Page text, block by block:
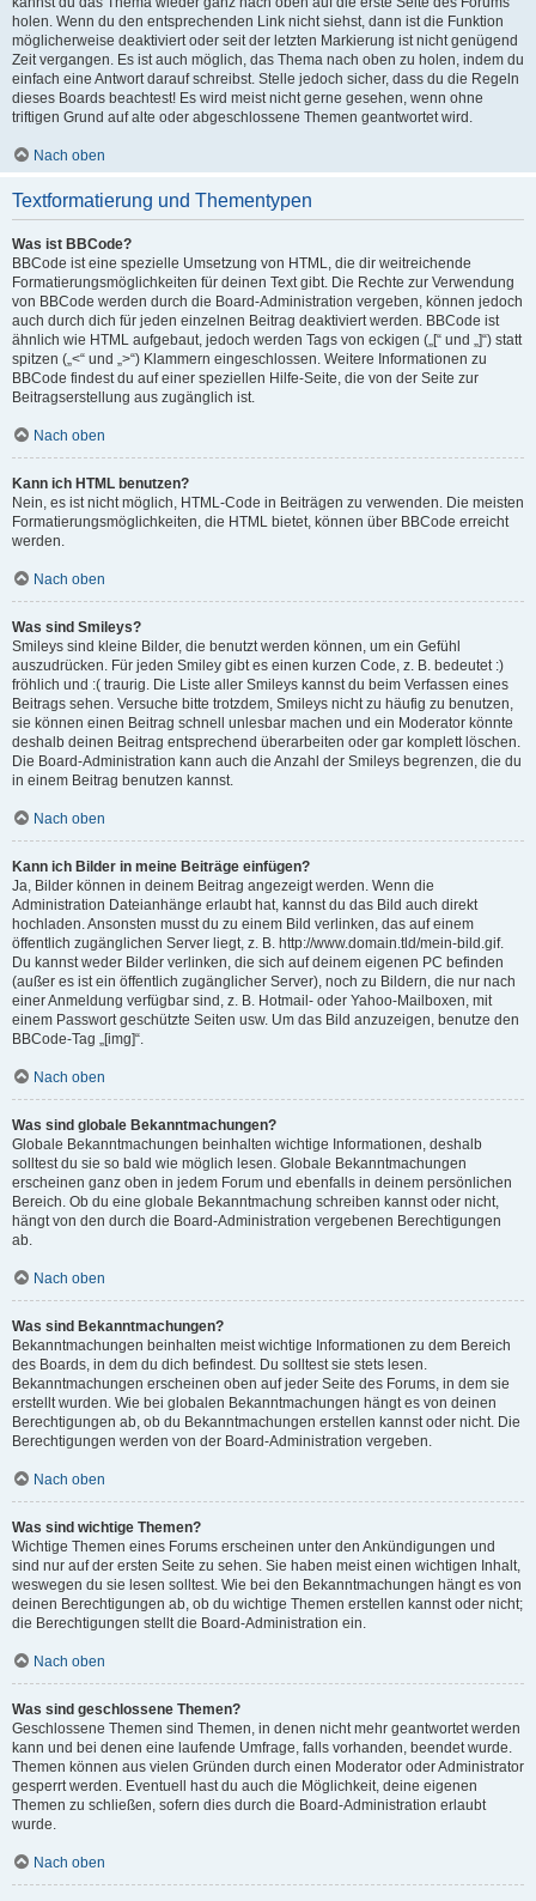
holen. Wenn du den entsprechenden Link nicht siehst, dann ist die Funktion
möglicherweise deaktiviert oder seit der letzten Markierung ist nicht genügend
Zeit vergangen. Es ist auch möglich, das Thema nach oben zu holen, indem du
einfach eine Antwort darauf schreibst. Stelle jedoch sicher, dass du die Regeln
dieses Boards beachtest! Es wird meist nicht gerne gesehen, wenn ohne
triftigen Grund auf alte oder abgeschlossene Themen geantwortet wird.
Nach oben
Textformatierung und Thementypen
Was ist BBCode?
BBCode ist eine spezielle Umsetzung von HTML, die dir weitreichende
Formatierungsmöglichkeiten für deinen Text gibt. Die Rechte zur Verwendung
von BBCode werden durch die Board-Administration vergeben, können jedoch
auch durch dich für jeden einzelnen Beitrag deaktiviert werden. BBCode ist
ähnlich wie HTML aufgebaut, jedoch werden Tags von eckigen („[“ und „]“) statt
spitzen („<“ und „>“) Klammern eingeschlossen. Weitere Informationen zu
BBCode findest du auf einer speziellen Hilfe-Seite, die von der Seite zur
Beitragserstellung aus zugänglich ist.
Nach oben
Kann ich HTML benutzen?
Nein, es ist nicht möglich, HTML-Code in Beiträgen zu verwenden. Die meisten
Formatierungsmöglichkeiten, die HTML bietet, können über BBCode erreicht
werden.
Nach oben
Was sind Smileys?
Smileys sind kleine Bilder, die benutzt werden können, um ein Gefühl
auszudrücken. Für jeden Smiley gibt es einen kurzen Code, z. B. bedeutet :)
fröhlich und :( traurig. Die Liste aller Smileys kannst du beim Verfassen eines
Beitrags sehen. Versuche bitte trotzdem, Smileys nicht zu häufig zu benutzen,
sie können einen Beitrag schnell unlesbar machen und ein Moderator könnte
deshalb deinen Beitrag entsprechend überarbeiten oder gar komplett löschen.
Die Board-Administration kann auch die Anzahl der Smileys begrenzen, die du
in einem Beitrag benutzen kannst.
Nach oben
Kann ich Bilder in meine Beiträge einfügen?
Ja, Bilder können in deinem Beitrag angezeigt werden. Wenn die
Administration Dateianhänge erlaubt hat, kannst du das Bild auch direkt
hochladen. Ansonsten musst du zu einem Bild verlinken, das auf einem
öffentlich zugänglichen Server liegt, z. B. http://www.domain.tld/mein-bild.gif.
Du kannst weder Bilder verlinken, die sich auf deinem eigenen PC befinden
(außer es ist ein öffentlich zugänglicher Server), noch zu Bildern, die nur nach
einer Anmeldung verfügbar sind, z. B. Hotmail- oder Yahoo-Mailboxen, mit
einem Passwort geschützte Seiten usw. Um das Bild anzuzeigen, benutze den
BBCode-Tag „[img]“.
Nach oben
Was sind globale Bekanntmachungen?
Globale Bekanntmachungen beinhalten wichtige Informationen, deshalb
solltest du sie so bald wie möglich lesen. Globale Bekanntmachungen
erscheinen ganz oben in jedem Forum und ebenfalls in deinem persönlichen
Bereich. Ob du eine globale Bekanntmachung schreiben kannst oder nicht,
hängt von den durch die Board-Administration vergebenen Berechtigungen
ab.
Nach oben
Was sind Bekanntmachungen?
Bekanntmachungen beinhalten meist wichtige Informationen zu dem Bereich
des Boards, in dem du dich befindest. Du solltest sie stets lesen.
Bekanntmachungen erscheinen oben auf jeder Seite des Forums, in dem sie
erstellt wurden. Wie bei globalen Bekanntmachungen hängt es von deinen
Berechtigungen ab, ob du Bekanntmachungen erstellen kannst oder nicht. Die
Berechtigungen werden von der Board-Administration vergeben.
Nach oben
Was sind wichtige Themen?
Wichtige Themen eines Forums erscheinen unter den Ankündigungen und
sind nur auf der ersten Seite zu sehen. Sie haben meist einen wichtigen Inhalt,
weswegen du sie lesen solltest. Wie bei den Bekanntmachungen hängt es von
deinen Berechtigungen ab, ob du wichtige Themen erstellen kannst oder nicht;
die Berechtigungen stellt die Board-Administration ein.
Nach oben
Was sind geschlossene Themen?
Geschlossene Themen sind Themen, in denen nicht mehr geantwortet werden
kann und bei denen eine laufende Umfrage, falls vorhanden, beendet wurde.
Themen können aus vielen Gründen durch einen Moderator oder Administrator
gesperrt werden. Eventuell hast du auch die Möglichkeit, deine eigenen
Themen zu schließen, sofern dies durch die Board-Administration erlaubt
wurde.
Nach oben